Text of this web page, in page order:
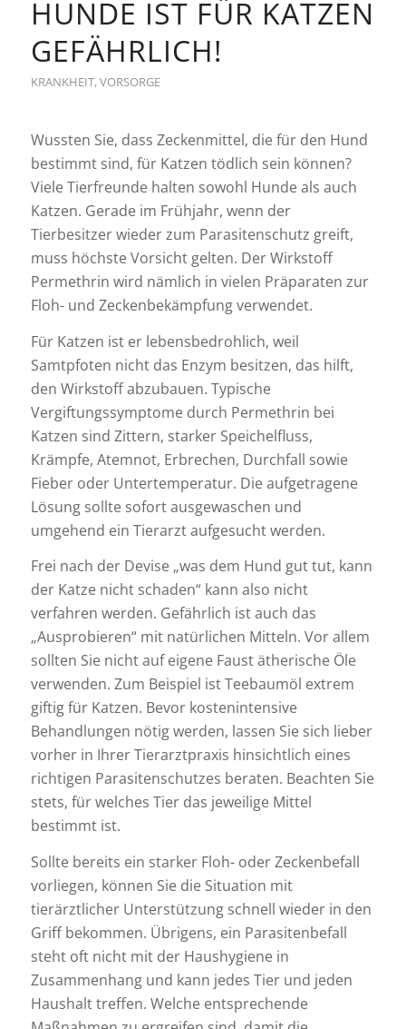
HUNDE IST FÜR KATZEN
GEFÄHRLICH!
KRANKHEIT,VORSORGE
Wussten Sie, dass Zeckenmittel, die für den Hund
bestimmt sind, für Katzen tödlich sein können?
Viele Tierfreunde halten sowohl Hunde als auch
Katzen. Gerade im Frühjahr, wenn der
Tierbesitzer wieder zum Parasitenschutz greift,
muss höchste Vorsicht gelten. Der Wirkstoff
Permethrin wird nämlich in vielen Präparaten zur
Floh- und Zeckenbekämpfung verwendet.
Für Katzen ist er lebensbedrohlich, weil
Samtpfoten nicht das Enzym besitzen, das hilft,
den Wirkstoff abzubauen. Typische
Vergiftungssymptome durch Permethrin bei
Katzen sind Zittern, starker Speichelfluss,
Krämpfe, Atemnot, Erbrechen, Durchfall sowie
Fieber oder Untertemperatur. Die aufgetragene
Lösung sollte sofort ausgewaschen und
umgehend ein Tierarzt aufgesucht werden.
Frei nach der Devise „was dem Hund gut tut, kann
der Katze nicht schaden“ kann also nicht
verfahren werden. Gefährlich ist auch das
„Ausprobieren“ mit natürlichen Mitteln. Vor allem
sollten Sie nicht auf eigene Faust ätherische Öle
verwenden. Zum Beispiel ist Teebaumöl extrem
giftig für Katzen. Bevor kostenintensive
Behandlungen nötig werden, lassen Sie sich lieber
vorher in Ihrer Tierarztpraxis hinsichtlich eines
richtigen Parasitenschutzes beraten. Beachten Sie
stets, für welches Tier das jeweilige Mittel
bestimmt ist.
Sollte bereits ein starker Floh- oder Zeckenbefall
vorliegen, können Sie die Situation mit
tierärztlicher Unterstützung schnell wieder in den
Griff bekommen. Übrigens, ein Parasitenbefall
steht oft nicht mit der Haushygiene in
Zusammenhang und kann jedes Tier und jeden
Haushalt treffen. Welche entsprechende